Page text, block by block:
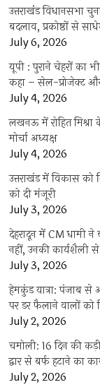
उत्तराखंंड विधानसभा
बदलाव, प्रकोष्ठों से
July 6, 2026
यूपी : पुराने चेहरों का
कहा – सेल-प्रोजेक्ट
July 4, 2026
लखनऊ में रोहित
मोर्चा अध्यक्ष
July 4, 2026
उत्तराखंड में विकास को
को दी मंजूरी
July 3, 2026
देहरादून में CM धामी ने
नहीं, उनकी कार्यशैली से
July 3, 2026
हेमकुंड यात्रा: पंजाब
पर डर फैलाने वालों को
July 2, 2026
चमोली: 16 दिन की
द्वार से बर्फ हटाने का
July 2, 2026